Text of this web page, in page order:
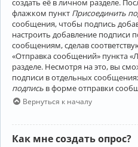
флажком пункт Присоединить
сообщения, чтобы подпись
настроить добавление
сообщениям, сделав
«Отправка сообщений» пункта
разделе. Несмотря на это, вы
подписи в отдельных
подпись в форме отправки
Вернуться к началу
Как мне создать опрос?